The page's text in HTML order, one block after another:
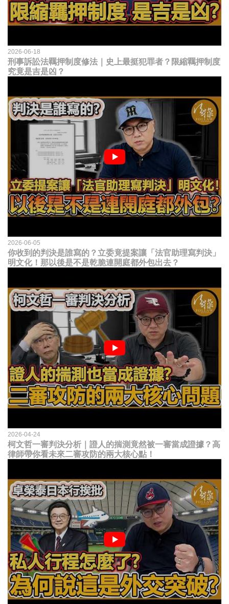
2026-06-18
刑事訴訟法羈押制度修法｜史上最挺犯罪者？限縮羈押制度
究竟是吉是凶？
2026-06-05
你收到的判決是誰寫的？立委竟提案讓「法官助理寫判決」
明文化！那以後是不是乾脆連開庭都外包出去？
2026-04-24
柯文哲一審判決分析｜證人的揣測竟然被一審當成證據？高
律師帶你看未來二審攻防的兩大核心點！